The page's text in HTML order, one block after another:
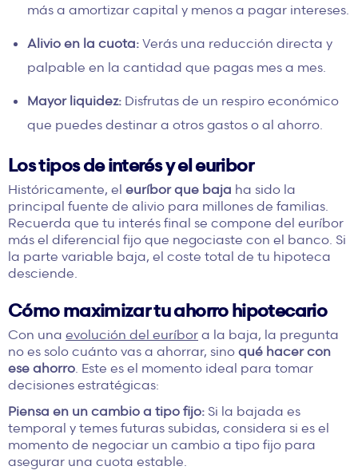
más a amortizar capital y menos a pagar intereses.
Alivio en la cuota: Verás una reducción directa y
palpable en la cantidad que pagas mes a mes.
Mayor liquidez: Disfrutas de un respiro económico
que puedes destinar a otros gastos o al ahorro.
Los tipos de interés y el euribor
Históricamente, el euríbor que baja ha sido la
principal fuente de alivio para millones de familias.
Recuerda que tu interés final se compone del euríbor
más el diferencial fijo que negociaste con el banco. Si
la parte variable baja, el coste total de tu hipoteca
desciende.
Cómo maximizar tu ahorro hipotecario
Con una evolución del euríbor a la baja, la pregunta
no es solo cuánto vas a ahorrar, sino qué hacer con
ese ahorro . Este es el momento ideal para tomar
decisiones estratégicas:
Piensa en un cambio a tipo fijo: Si la bajada es
temporal y temes futuras subidas, considera si es el
momento de negociar un cambio a tipo fijo para
asegurar una cuota estable.